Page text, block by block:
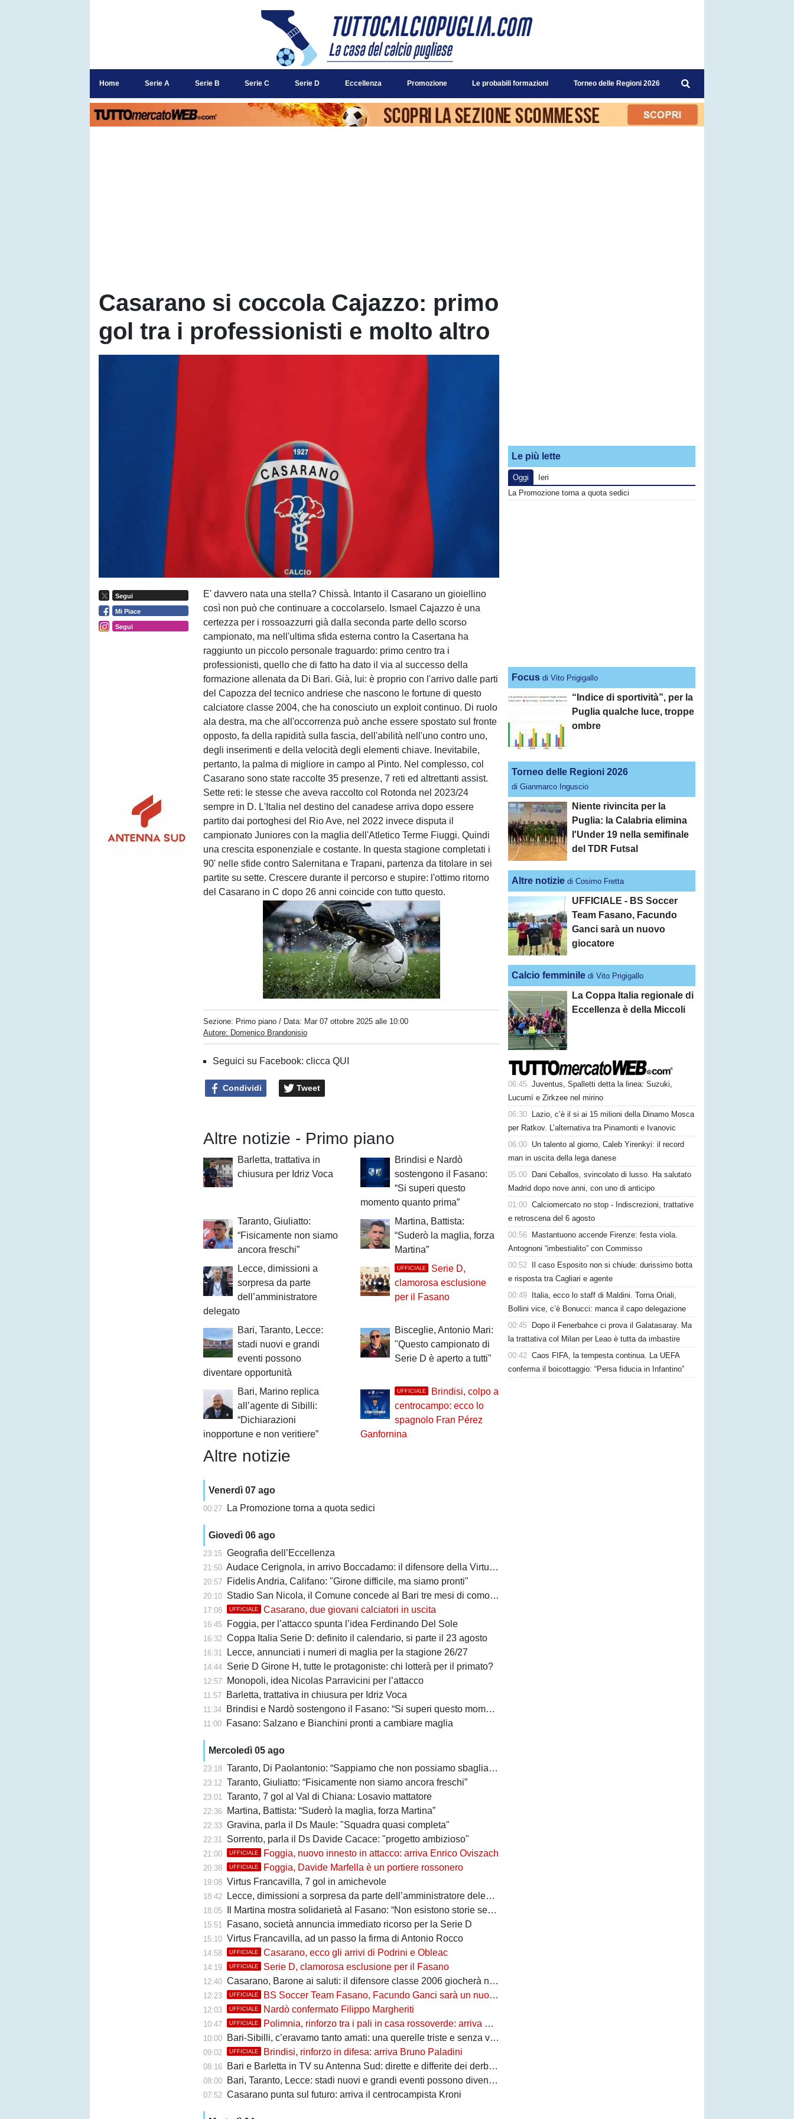
Home Serie A Serie B Serie C Serie D Eccellenza Promozione Le probabili formazioni Torneo delle Regioni 2026
Casarano si coccola Cajazzo: primo
gol tra i professionisti e molto altro
Segui
Mi Piace
Segui
E' davvero nata una stella? Chissà. Intanto il Casarano un gioiellino
così non può che continuare a coccolarselo. Ismael Cajazzo è una
certezza per i rossoazzurri già dalla seconda parte dello scorso
campionato, ma nell'ultima sfida esterna contro la Casertana ha
raggiunto un piccolo personale traguardo: primo centro tra i
professionisti, quello che di fatto ha dato il via al successo della
formazione allenata da Di Bari. Già, lui: è proprio con l'arrivo dalle parti
del Capozza del tecnico andriese che nascono le fortune di questo
calciatore classe 2004, che ha conosciuto un exploit continuo. Di ruolo
ala destra, ma che all'occorrenza può anche essere spostato sul fronte
opposto, fa della rapidità sulla fascia, dell'abilità nell'uno contro uno,
degli inserimenti e della velocità degli elementi chiave. Inevitabile,
pertanto, la palma di migliore in campo al Pinto. Nel complesso, col
Casarano sono state raccolte 35 presenze, 7 reti ed altrettanti assist.
Sette reti: le stesse che aveva raccolto col Rotonda nel 2023/24
sempre in D. L'Italia nel destino del canadese arriva dopo essere
partito dai portoghesi del Rio Ave, nel 2022 invece disputa il
campionato Juniores con la maglia dell'Atletico Terme Fiuggi. Quindi
una crescita esponenziale e costante. In questa stagione completati i
90' nelle sfide contro Salernitana e Trapani, partenza da titolare in sei
partite su sette. Crescere durante il percorso e stupire: l'ottimo ritorno
del Casarano in C dopo 26 anni coincide con tutto questo.
Unmute
Loaded:
100.00%
Sezione: Primo piano / Data: Mar 07 ottobre 2025 alle 10:00
Autore: Domenico Brandonisio
Seguici su Facebook: clicca QUI
Condividi Tweet
Altre notizie - Primo piano
Barletta, trattativa in
chiusura per Idriz Voca
Brindisi e Nardò
sostengono il Fasano:
“Si superi questo
momento quanto prima”
Taranto, Giuliatto:
“Fisicamente non siamo
ancora freschi”
Martina, Battista:
“Suderò la maglia, forza
Martina”
Lecce, dimissioni a
sorpresa da parte
dell’amministratore
delegato
UFFICIALE
Serie D,
clamorosa esclusione
per il Fasano
Bari, Taranto, Lecce:
stadi nuovi e grandi
eventi possono
diventare opportunità
Bisceglie, Antonio Mari:
"Questo campionato di
Serie D è aperto a tutti"
Bari, Marino replica
all’agente di Sibilli:
“Dichiarazioni
inopportune e non veritiere”
UFFICIALE
Brindisi, colpo a
centrocampo: ecco lo
spagnolo Fran Pérez
Ganfornina
Altre notizie
Venerdì 07 ago
00:27 La Promozione torna a quota sedici
Giovedì 06 ago
23:15 Geografia dell’Eccellenza
21:50 Audace Cerignola, in arrivo Boccadamo: il difensore della Virtus Entella verso il prestito in gialloblù
20:57 Fidelis Andria, Califano: "Girone difficile, ma siamo pronti"
20:10 Stadio San Nicola, il Comune concede al Bari tre mesi di comodato d’uso precario: i dettagli
17:08 UFFICIALE Casarano, due giovani calciatori in uscita
16:45 Foggia, per l’attacco spunta l’idea Ferdinando Del Sole
16:32 Coppa Italia Serie D: definito il calendario, si parte il 23 agosto
16:31 Lecce, annunciati i numeri di maglia per la stagione 26/27
14:44 Serie D Girone H, tutte le protagoniste: chi lotterà per il primato?
12:57 Monopoli, idea Nicolas Parravicini per l’attacco
11:57 Barletta, trattativa in chiusura per Idriz Voca
11:34 Brindisi e Nardò sostengono il Fasano: “Si superi questo momento quanto prima”
11:00 Fasano: Salzano e Bianchini pronti a cambiare maglia
Mercoledì 05 ago
23:18 Taranto, Di Paolantonio: “Sappiamo che non possiamo sbagliare”
23:12 Taranto, Giuliatto: “Fisicamente non siamo ancora freschi”
23:01 Taranto, 7 gol al Val di Chiana: Losavio mattatore
22:36 Martina, Battista: “Suderò la maglia, forza Martina”
22:33 Gravina, parla il Ds Maule: "Squadra quasi completa"
22:31 Sorrento, parla il Ds Davide Cacace: "progetto ambizioso"
21:00 UFFICIALE Foggia, nuovo innesto in attacco: arriva Enrico Oviszach
20:38 UFFICIALE Foggia, Davide Marfella è un portiere rossonero
19:08 Virtus Francavilla, 7 gol in amichevole
18:42 Lecce, dimissioni a sorpresa da parte dell’amministratore delegato
18:05 Il Martina mostra solidarietà al Fasano: “Non esistono storie senza avversari”
15:51 Fasano, società annuncia immediato ricorso per la Serie D
15:10 Virtus Francavilla, ad un passo la firma di Antonio Rocco
14:58 UFFICIALE Casarano, ecco gli arrivi di Podrini e Obleac
14:19 UFFICIALE Serie D, clamorosa esclusione per il Fasano
12:40 Casarano, Barone ai saluti: il difensore classe 2006 giocherà nel Lanciano
12:23 UFFICIALE BS Soccer Team Fasano, Facundo Ganci sarà un nuovo giocatore
12:03 UFFICIALE Nardò confermato Filippo Margheriti
10:47 UFFICIALE Polimnia, rinforzo tra i pali in casa rossoverde: arriva Victor De Caro
10:00 Bari-Sibilli, c’eravamo tanto amati: una querelle triste e senza vincitori
09:02 UFFICIALE Brindisi, rinforzo in difesa: arriva Bruno Paladini
08:16 Bari e Barletta in TV su Antenna Sud: dirette e differite dei derby più attesi
08:00 Bari, Taranto, Lecce: stadi nuovi e grandi eventi possono diventare opportunità
07:52 Casarano punta sul futuro: arriva il centrocampista Kroni
Le più lette
Oggi
Ieri
La Promozione torna a quota sedici
Focus di Vito Prigigallo
“Indice di sportività”, per la
Puglia qualche luce, troppe
ombre
Torneo delle Regioni 2026
di Gianmarco Inguscio
Niente rivincita per la
Puglia: la Calabria elimina
l'Under 19 nella semifinale
del TDR Futsal
Altre notizie di Cosimo Fretta
UFFICIALE - BS Soccer
Team Fasano, Facundo
Ganci sarà un nuovo
giocatore
Calcio femminile di Vito Prigigallo
La Coppa Italia regionale di
Eccellenza è della Miccoli
06:45 Juventus, Spalletti detta la linea: Suzuki,
Lucumí e Zirkzee nel mirino
06:30
Lazio, c’è il si ai 15 milioni della Dinamo Mosca
per Ratkov. L’alternativa tra Pinamonti e Ivanovic
06:00 Un talento al giorno, Caleb Yirenkyi: il record
man in uscita della lega danese
05:00
Dani Ceballos, svincolato di lusso. Ha salutato
Madrid dopo nove anni, con uno di anticipo
01:00 Calciomercato no stop - Indiscrezioni, trattative
e retroscena del 6 agosto
00:56
Mastantuono accende Firenze: festa viola.
Antognoni “imbestialito” con Commisso
00:52
Il caso Esposito non si chiude: durissimo botta
e risposta tra Cagliari e agente
00:49
Italia, ecco lo staff di Maldini. Torna Oriali,
Bollini vice, c’è Bonucci: manca il capo delegazione
00:45
Dopo il Fenerbahce ci prova il Galatasaray. Ma
la trattativa col Milan per Leao è tutta da imbastire
00:42 Caos FIFA, la tempesta continua. La UEFA
conferma il boicottaggio: “Persa fiducia in Infantino”